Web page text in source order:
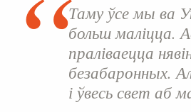
Таму ўсе мы ва
больш маліцца.
праліваецца
безабаронных.
і ўвесь свет аб